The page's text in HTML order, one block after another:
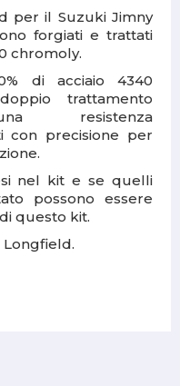
per il Suzuki Jimny
forgiati e trattati
chromoly.
di acciaio 4340
trattamento
resistenza
con precisione per
nel kit e se quelli
possono essere
questo kit.
Longfield.